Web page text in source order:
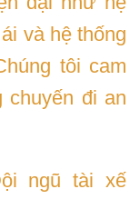
và hệ thống
tôi cam
chuyến đi an
ngũ tài xế